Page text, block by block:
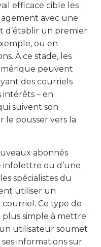
efficace cible les
avec une
d’établir un premier
ou en
À ce stade, les
peuvent
des courriels
– en
suivent son
le pousser vers la
abonnés
infolettre ou d’une
spécialistes du
utiliser un
Ce type de
simple à mettre
utilisateur soumet
informations sur